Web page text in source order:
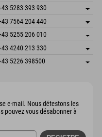
Réservation
Enregistrer l'adresse
Réservation
5283 393 930
Enregistrer l'adresse
Informations d'arrivée
Réservation
7564 204 440
Enregistrer l'adresse
Réservation
5255 206 010
Enregistrer l'adresse
Informations d'arrivée
Réservation
4240 213 330
Enregistrer l'adresse
5226 398500
e-mail. Nous détestons les
pouvez vous désabonner à